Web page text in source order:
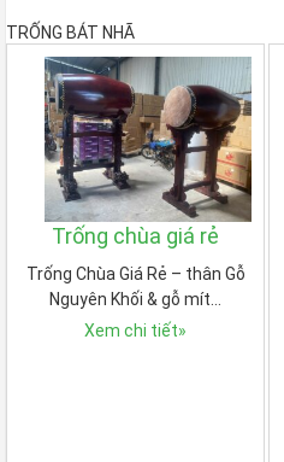
TRỐNG BÁT NHÃ
Trống chùa giá rẻ
Trống Chùa Giá Rẻ – thân Gỗ
Nguyên Khối & gỗ mít…
Xem chi tiết»